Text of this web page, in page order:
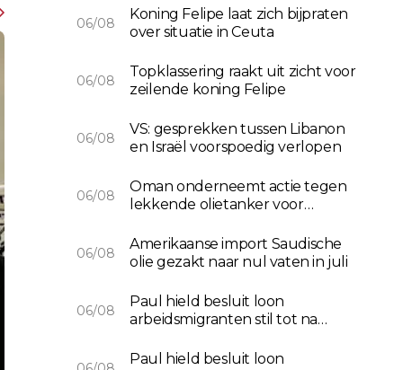
06/08
Koning Felipe laat zich bijpraten
over situatie in Ceuta
06/08
Topklassering raakt uit zicht voor
zeilende koning Felipe
06/08
VS: gesprekken tussen Libanon
en Israël voorspoedig verlopen
06/08
Oman onderneemt actie tegen
lekkende olietanker voor
06/08
Amerikaanse import Saudische
olie gezakt naar nul vaten in juli
06/08
Paul hield besluit loon
arbeidsmigranten stil tot na
Paul hield besluit loon